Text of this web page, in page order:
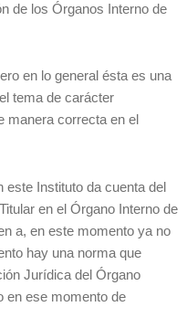
de los Órganos Interno de
en lo general ésta es una
tema de carácter
manera correcta en el
este Instituto da cuenta del
en el Órgano Interno de
a, en este momento ya no
hay una norma que
Jurídica del Órgano
en ese momento de